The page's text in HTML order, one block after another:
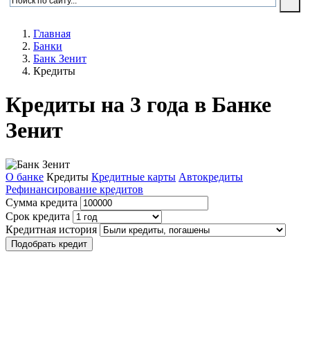
Главная
Банки
Банк Зенит
Кредиты
Кредиты на 3 года в Банке
Зенит
О банке Кредиты Кредитные карты Автокредиты
Рефинансирование кредитов
Сумма кредита
Срок кредита
Кредитная история
Подобрать кредит